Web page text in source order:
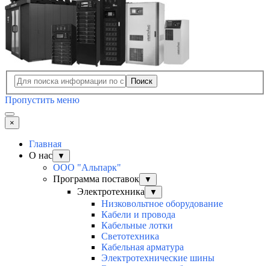
Поиск
Пропустить меню
×
Главная
О нас
▼
ООО "Альпарк"
Программа поставок
▼
Электротехника ▼
Низковольтное оборудование
Кабели и провода
Кабельные лотки
Светотехника
Кабельная арматура
Электротехнические шины